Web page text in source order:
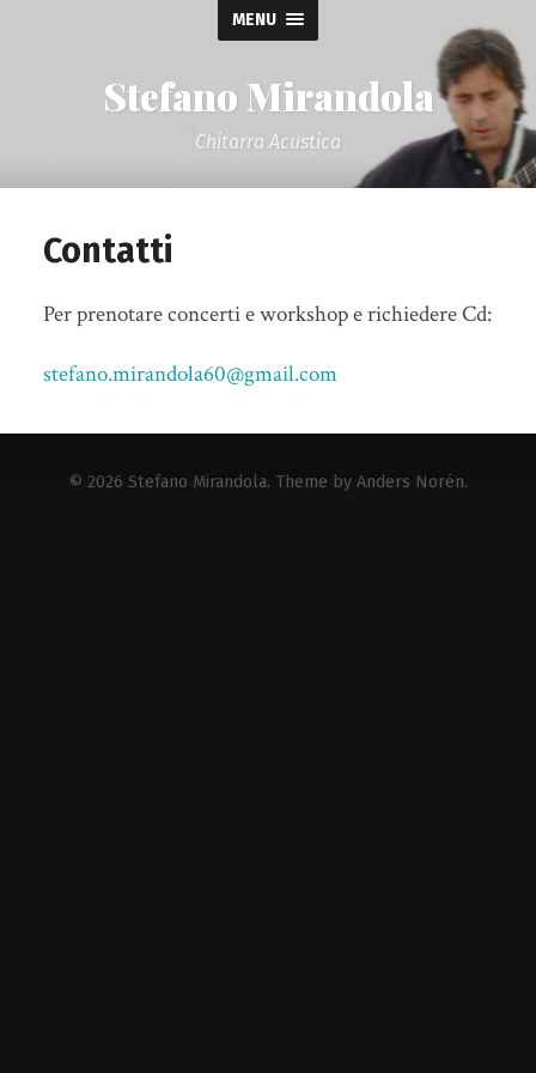
MENU
Stefano Mirandola
Chitarra Acustica
Contatti
Per prenotare concerti e workshop e richiedere Cd:
stefano.mirandola60@gmail.com
© 2026 Stefano Mirandola. Theme by Anders Norén.